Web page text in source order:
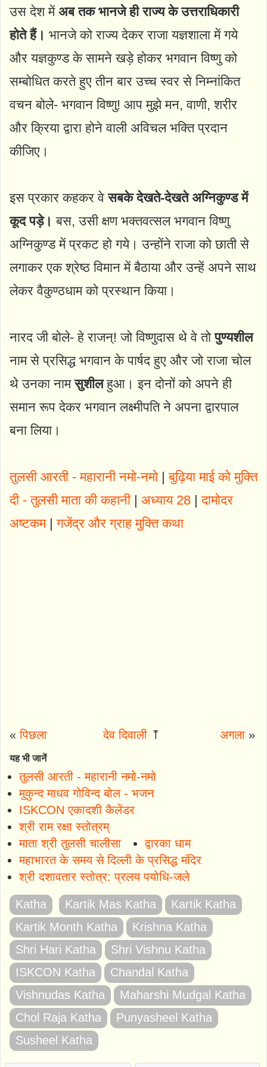
उस देश में अब तक भानजे ही राज्य के उत्तराधिकारी
होते हैं। भानजे को राज्य देकर राजा यज्ञशाला में गये
और यज्ञकुण्ड के सामने खड़े होकर भगवान विष्णु को
सम्बोधित करते हुए तीन बार उच्च स्वर से निम्नांकित
वचन बोले- भगवान विष्णु! आप मुझे मन, वाणी, शरीर
और क्रिया द्वारा होने वाली अविचल भक्ति प्रदान
कीजिए।
इस प्रकार कहकर वेसबके देखते-देखते अग्निकुण्ड में
कूद पड़े। बस, उसी क्षण भक्तवत्सल भगवान विष्णु
अग्निकुण्ड में प्रकट हो गये। उन्होंने राजा को छाती से
लगाकर एक श्रेष्ठ विमान में बैठाया और उन्हें अपने साथ
लेकर वैकुण्ठधाम को प्रस्थान किया।
नारद जी बोले- हे राजन्! जो विष्णुदास थे वे तोपुण्यशील
नाम से प्रसिद्ध भगवान के पार्षद हुए और जो राजा चोल
थे उनका नामसुशीलहुआ। इन दोनों को अपने ही
समान रूप देकर भगवान लक्ष्मीपति ने अपना द्वारपाल
बना लिया।
तुलसी आरती - महारानी नमो-नमो|बुढ़िया माई को मुक्ति
दी - तुलसी माता की कहानी| अध्याय 28 |दामोदर
अष्टकम|गजेंद्र और ग्राह मुक्ति कथा
«पिछला देव दिवाली ⤒ अगला»
यह भी जानें
तुलसी आरती - महारानी नमो-नमो
मुकुन्द माधव गोविन्द बोल - भजन
ISKCON एकादशी कैलेंडर
श्री राम रक्षा स्तोत्रम्
माता श्री तुलसी चालीसा
द्वारका धाम
महाभारत के समय से दिल्ली के प्रसिद्ध मंदिर
श्री दशावतार स्तोत्र: प्रलय पयोधि-जले
Katha Kartik Mas Katha
Kartik Katha
Kartik Month Katha
Krishna Katha
Shri Hari Katha
Shri Vishnu Katha
ISKCON Katha
Chandal Katha
Vishnudas Katha
Maharshi Mudgal Katha
Chol Raja Katha
Punyasheel Katha
Susheel Katha